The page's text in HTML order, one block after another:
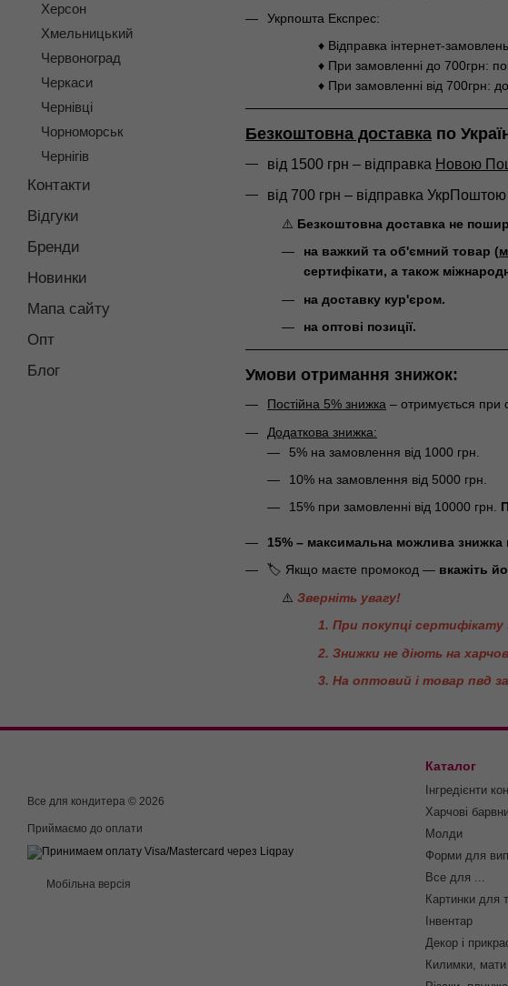
Укрпошта Експрес:
♦ Відправка інтернет-
♦ При замовленні до 700грн:
♦ При замовленні від 700грн:
Безкоштовна доставка по
від 1500 грн – відправка Новою
від 700 грн – відправка УкрПоштою
⚠️ Безкоштовна доставка не
на важкий та об'ємний товар (
сертифікати, а також
на доставку кур'єром.
на оптові позиції.
Умови отримання знижок:
Постійна 5% знижка – отримується при
Додаткова знижка:
5% на замовлення від 1000 грн.
10% на замовлення від 5000 грн.
15% при замовленні від 10000 грн.
15% – максимальна можлива знижка
🏷️ Якщо маєте промокод — вкажіть
⚠️ Зверніть увагу!
1. При покупці
2. Знижки не діють на
3. На оптовий і товар пвд
Херсон
Хмельницький
Червоноград
Черкаси
Чернівці
Чорноморськ
Чернігів
Контакти
Відгуки
Бренди
Новинки
Мапа сайту
Опт
Блог
Все для кондитера © 2026
Приймаємо до оплати
Мобільна версія
Каталог
Інгредієнти
Харчові
Молди
Форми для
Все для ...
Картинки для
Інвентар
Декор і
Килимки, мати